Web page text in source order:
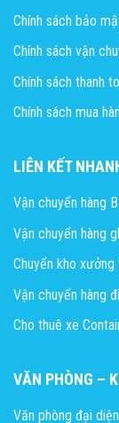
Chính sách bảo
Chính sách vận
Chính sách thanh
Chính sách mua
LIÊN KẾT
Vận chuyển hàng
Vận chuyển hàng
Chuyển kho
Vận chuyển hàng
Cho thuê xe
VĂN PHÒNG –
Văn phòng đại